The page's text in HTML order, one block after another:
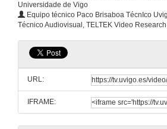
Universidade de Vigo
Equipo técnico Paco Brisaboa TécnIco
Técnico Audiovisual, TELTEK Video
URL:
IFRAME: